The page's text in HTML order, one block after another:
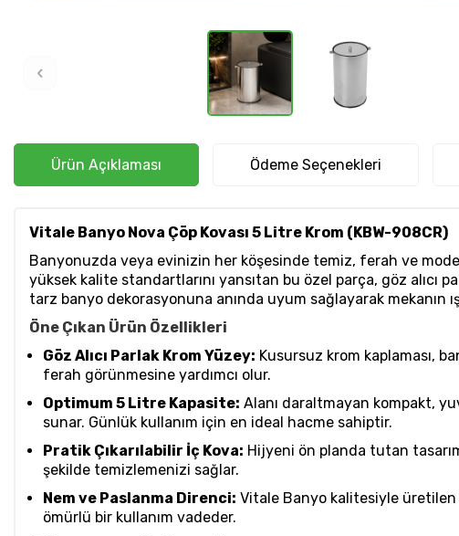
Ürün Açıklaması Ödeme Seçenekleri
Vitale Banyo Nova Çöp Kovası 5 Litre Krom (KBW-908CR)
Banyonuzda veya evinizin her köşesinde temiz, ferah ve
yüksek kalite standartlarını yansıtan bu özel parça, göz
tarz banyo dekorasyonuna anında uyum sağlayarak mekanın
Öne Çıkan Ürün Özellikleri
Göz Alıcı Parlak Krom Yüzey: Kusursuz krom kaplaması,
ferah görünmesine yardımcı olur.
Optimum 5 Litre Kapasite: Alanı daraltmayan kompakt,
sunar. Günlük kullanım için en ideal hacme sahiptir.
Pratik Çıkarılabilir İç Kova: Hijyeni ön planda tutan
şekilde temizlemenizi sağlar.
Nem ve Paslanma Direnci: Vitale Banyo kalitesiyle üretilen
ömürlü bir kullanım vadeder.